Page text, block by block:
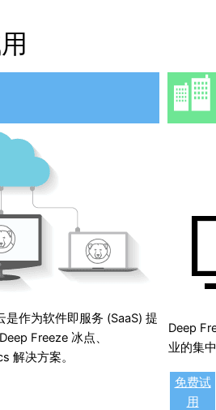
是作为软件即服务 (SaaS) 提
Freeze 冰点、
解决方案。
Deep
业的集
免费试
用